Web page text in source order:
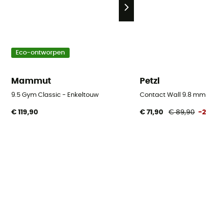
Eco-ontworpen
Mammut
9.5 Gym Classic - Enkeltouw
€ 119,90
Petzl
Contact Wall 9.8
€ 71,90 € 89,90 -